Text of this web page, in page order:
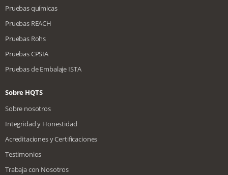
Pruebas químicas
Pruebas REACH
Pruebas Rohs
Pruebas CPSIA
Pruebas de Embalaje ISTA
Sobre HQTS
Sobre nosotros
Integridad y Honestidad
Acreditaciones y Certificaciones
Testimonios
Trabaja con Nosotros